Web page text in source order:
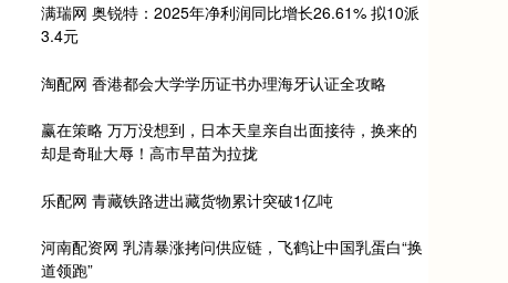
满瑞网 奥锐特：2025年净利润同比增长26.61% 拟10派
3.4元
淘配网 香港都会大学学历证书办理海牙认证全攻略
赢在策略 万万没想到，日本天皇亲自出面接待，换来的
却是奇耻大辱！高市早苗为拉拢
乐配网 青藏铁路进出藏货物累计突破1亿吨
河南配资网 乳清暴涨拷问供应链，飞鹤让中国乳蛋白“换
道领跑”